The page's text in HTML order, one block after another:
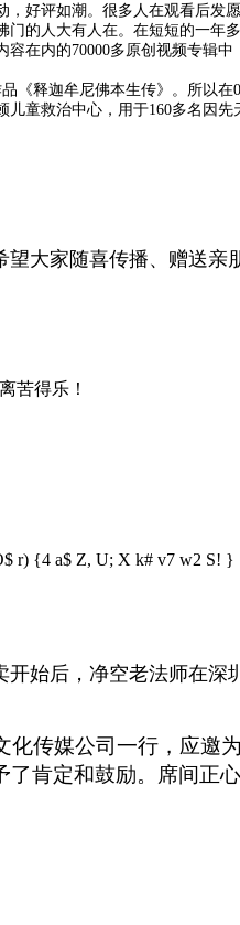
好评如潮。很多人在观看后
的人大有人在。 在短短的一年
容在内的70000多原创视频专辑中
《释迦牟尼佛本生传》。所以在
儿童救治中心，用于160多名因先
大家随喜传播、赠送亲
苦得乐！
r) {4 a$ Z, U; X k# v7 w2 S! }
始后，净空老法师在深
化传媒公司一行，应
肯定和鼓励。席间